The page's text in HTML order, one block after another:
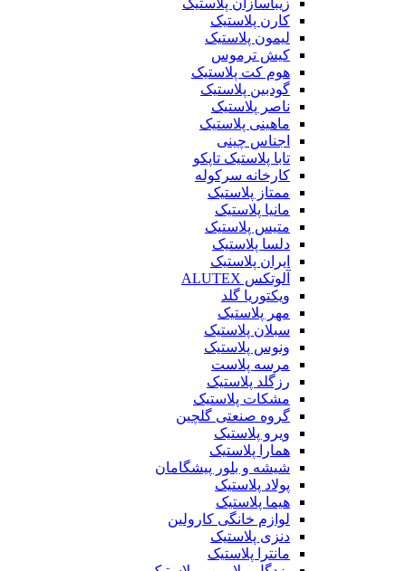
زیباسازان پلاستیک
کارن پلاستیک
لیمون پلاستیک
کیش ترموس
هوم کت پلاستیک
گودبین پلاستیک
ناصر پلاستیک
ماهینی پلاستیک
اجناس چینی
تابا پلاستیک تاپکو
کارخانه سرکوله
ممتاز پلاستیک
مانیا پلاستیک
متیس پلاستیک
دلسا پلاستیک
ایران پلاستیک
آلوتکس ALUTEX
ویکتوریا گلد
مهر پلاستیک
سبلان پلاستیک
ونوس پلاستیک
مرسه پلاست
رزگلد پلاستیک
مشکات پلاستیک
گروه صنعتی گلچین
ویرو پلاستیک
همارا پلاستیک
شیشه و بلور پیشگامان
پولاد پلاستیک
هیما پلاستیک
لوازم خانگی کارولین
دنزی پلاستیک
مانترا پلاستیک